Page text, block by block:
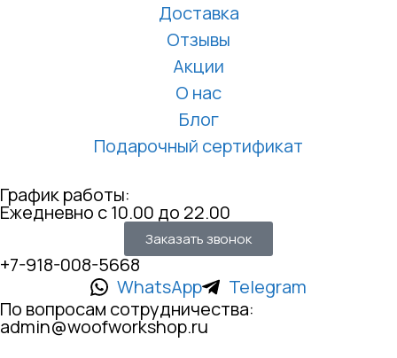
Доставка
Отзывы
Акции
О нас
Блог
Подарочный сертификат
График работы:
Ежедневно с 10.00 до 22.00
Заказать звонок
+7-918-008-5668
WhatsApp
Telegram
По вопросам сотрудничества:
admin@woofworkshop.ru